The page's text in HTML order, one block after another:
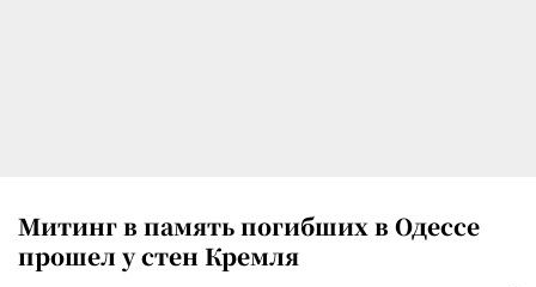
Митинг в память погибших в Одессе
прошел у стен Кремля